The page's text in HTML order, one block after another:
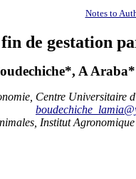
Notes to
de gestation
A
Centre Universitaire
Institut